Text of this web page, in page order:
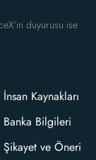
duyurusu ise
İnsan Kaynakları
Banka Bilgileri
Şikayet ve Öneri